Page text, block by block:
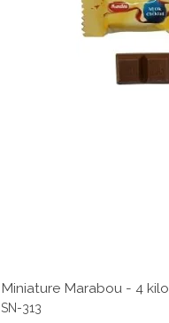
Miniature Marabou - 4 kilo
SN-313